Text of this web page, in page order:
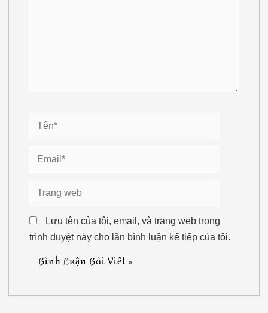
Tên*
Email*
Trang
Lưu tên của tôi, email, và trang web trong
trình duyệt này cho lần bình luận kế tiếp của tôi.